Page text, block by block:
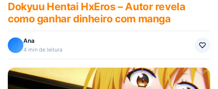
Dokyuu Hentai HxEros – Autor revela
como ganhar dinheiro com manga
Ana
4 min de leitura